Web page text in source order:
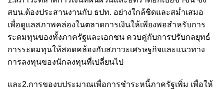
สบน.ต้องประสานงานกับ ธปท. อย่างใกล้ชิดและสม่ำเสมอ
เพื่อดูแลสภาพคล่องในตลาดการเงินให้เพียงพอสำหรับการ
ระดมทุนของทั้งภาครัฐและเอกชน ควบคู่กับการปรับกลยุทธ์
การระดมทุนให้สอดคล้องกับสภาวะเศรษฐกิจและแนวทาง
การลงทุนของนักลงทุนที่เปลี่ยนไป
และ2.การของบประมาณเพื่อการชำระหนี้ภาครัฐเพิ่ม เพื่อให้